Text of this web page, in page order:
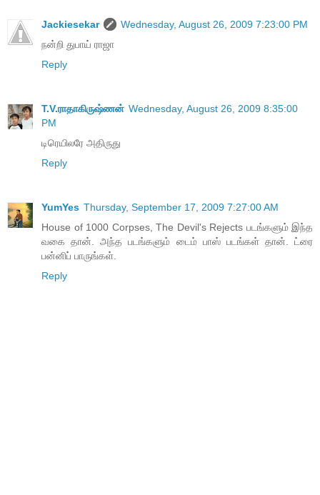
Jackiesekar
Wednesday, August 26, 2009 7:23:00 PM
நன்றி துபாய் ராஜா
Reply
T.V.ராதாகிருஷ்ணன் Wednesday, August 26, 2009 8:35:00
PM
டிரெயிலரே அதிருது
Reply
YumYes Thursday, September 17, 2009 7:27:00 AM
House of 1000 Corpses, The Devil's Rejects படங்களும் இந்த
வகை தான். அந்த படங்களும் டைம் பாஸ் படங்கள் தான். ட்ரை
பன்னிப் பாருங்கள்.
Reply